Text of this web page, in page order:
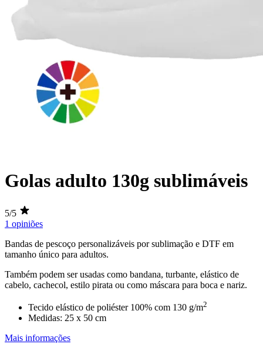
Golas adulto 130g sublimáveis
5/5
1 opiniões
Bandas de pescoço personalizáveis porsublimação e DTF em
tamanho único para adultos.
Também podem ser usadas como bandana, turbante, elástico de
cabelo, cachecol, estilo pirata ou como máscara para boca e nariz.
Tecido elástico de poliéster 100% com 130 g/m2
Medidas: 25 x 50 cm
Mais informações